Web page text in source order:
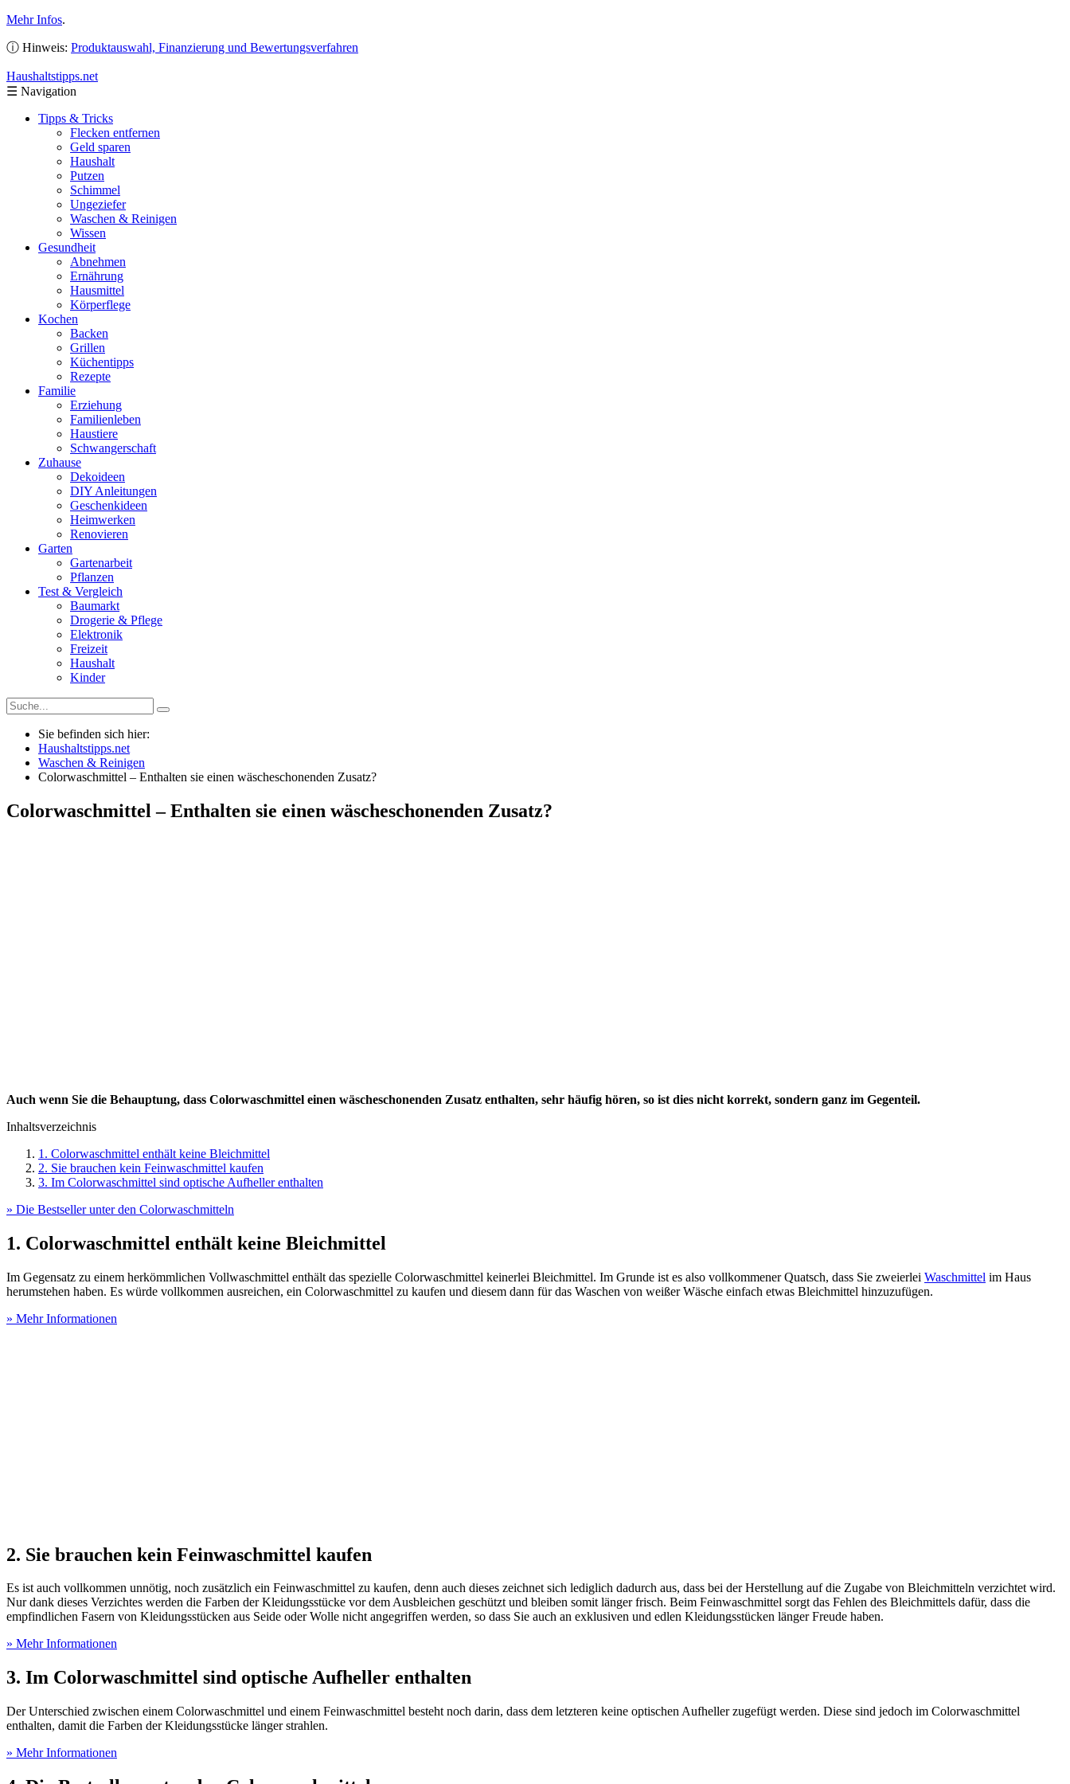
Mehr Infos.
ⓘ Hinweis: Produktauswahl, Finanzierung und Bewertungsverfahren
Haushaltstipps.net
☰ Navigation
Tipps & Tricks
Flecken entfernen
Geld sparen
Haushalt
Putzen
Schimmel
Ungeziefer
Waschen & Reinigen
Wissen
Gesundheit
Abnehmen
Ernährung
Hausmittel
Körperflege
Kochen
Backen
Grillen
Küchentipps
Rezepte
Familie
Erziehung
Familienleben
Haustiere
Schwangerschaft
Zuhause
Dekoideen
DIY Anleitungen
Geschenkideen
Heimwerken
Renovieren
Garten
Gartenarbeit
Pflanzen
Test & Vergleich
Baumarkt
Drogerie & Pflege
Elektronik
Freizeit
Haushalt
Kinder
Sie befinden sich hier:
Haushaltstipps.net
Waschen & Reinigen
Colorwaschmittel – Enthalten sie einen wäscheschonenden Zusatz?
Colorwaschmittel – Enthalten sie einen wäscheschonenden Zusatz?
Auch wenn Sie die Behauptung, dass Colorwaschmittel einen wäscheschonenden Zusatz enthalten, sehr häufig hören, so ist dies nicht korrekt, sondern ganz im Gegenteil.
Inhaltsverzeichnis
1. Colorwaschmittel enthält keine Bleichmittel
2. Sie brauchen kein Feinwaschmittel kaufen
3. Im Colorwaschmittel sind optische Aufheller enthalten
» Die Bestseller unter den Colorwaschmitteln
1. Colorwaschmittel enthält keine Bleichmittel
Im Gegensatz zu einem herkömmlichen Vollwaschmittel enthält das spezielle Colorwaschmittel keinerlei Bleichmittel. Im Grunde ist es also vollkommener Quatsch, dass Sie zweierlei Waschmittel im Haus
herumstehen haben. Es würde vollkommen ausreichen, ein Colorwaschmittel zu kaufen und diesem dann für das Waschen von weißer Wäsche einfach etwas Bleichmittel hinzuzufügen.
» Mehr Informationen
2. Sie brauchen kein Feinwaschmittel kaufen
Es ist auch vollkommen unnötig, noch zusätzlich ein Feinwaschmittel zu kaufen, denn auch dieses zeichnet sich lediglich dadurch aus, dass bei der Herstellung auf die Zugabe von Bleichmitteln verzichtet wird.
Nur dank dieses Verzichtes werden die Farben der Kleidungsstücke vor dem Ausbleichen geschützt und bleiben somit länger frisch. Beim Feinwaschmittel sorgt das Fehlen des Bleichmittels dafür, dass die
empfindlichen Fasern von Kleidungsstücken aus Seide oder Wolle nicht angegriffen werden, so dass Sie auch an exklusiven und edlen Kleidungsstücken länger Freude haben.
» Mehr Informationen
3. Im Colorwaschmittel sind optische Aufheller enthalten
Der Unterschied zwischen einem Colorwaschmittel und einem Feinwaschmittel besteht noch darin, dass dem letzteren keine optischen Aufheller zugefügt werden. Diese sind jedoch im Colorwaschmittel
enthalten, damit die Farben der Kleidungsstücke länger strahlen.
» Mehr Informationen